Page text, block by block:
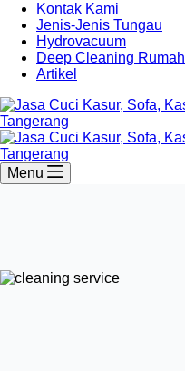
Kontak Kami
Jenis-Jenis Tungau
Hydrovacuum
Deep Cleaning Rumah
Artikel
Menu